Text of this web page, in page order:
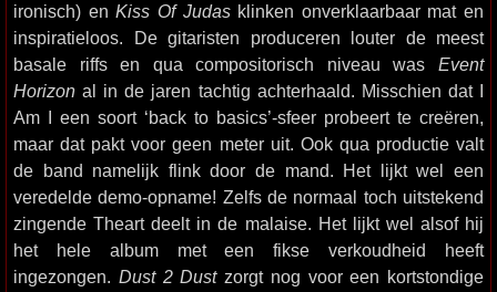
ironisch) enKiss Of Judasklinken onverklaarbaar mat en
inspiratieloos. De gitaristen produceren louter de meest
basale riffs en qua compositorisch niveau was Event
Horizon al in de jaren tachtig achterhaald. Misschien dat I
Am I een soort ‘back to basics’-sfeer probeert te creëren,
maar dat pakt voor geen meter uit. Ook qua productie valt
de band namelijk flink door de mand. Het lijkt wel een
veredelde demo-opname! Zelfs de normaal toch uitstekend
zingende Theart deelt in de malaise. Het lijkt wel alsof hij
het hele album met een fikse verkoudheid heeft
ingezongen. Dust 2 Dustzorgt nog voor een kortstondige